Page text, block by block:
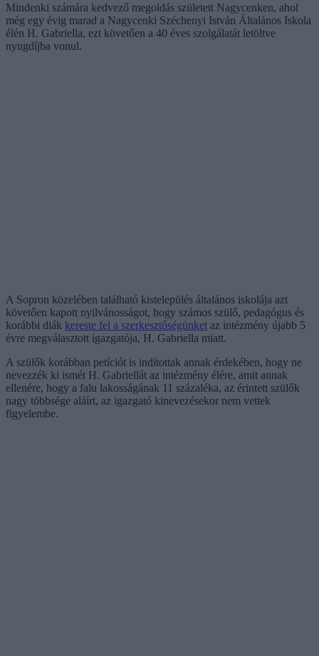
Mindenki számára kedvező megoldás született Nagycenken, ahol
még egy évig marad a Nagycenki Széchenyi István Általános Iskola
élén H. Gabriella, ezt követően a 40 éves szolgálatát letöltve
nyugdíjba vonul.
A Sopron közelében található kistelepülés általános iskolája azt
követően kapott nyilvánosságot, hogy számos szülő, pedagógus és
korábbi diák kereste fel a szerkesztőségünket az intézmény újabb 5
évre megválasztott igazgatója, H. Gabriella miatt.
A szülők korábban petíciót is indítottak annak érdekében, hogy ne
nevezzék ki ismét H. Gabriellát az intézmény élére, amit annak
ellenére, hogy a falu lakosságának 11 százaléka, az érintett szülők
nagy többsége aláírt, az igazgató kinevezésekor nem vettek
figyelembe.